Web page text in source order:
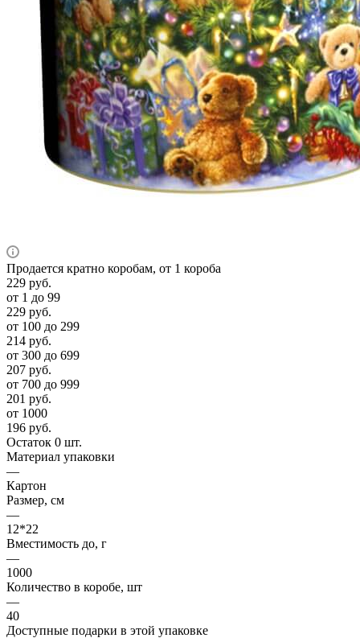
Продается кратно коробам, от 1 короба
229 руб.
от 1 до 99
229 руб.
от 100 до 299
214 руб.
от 300 до 699
207 руб.
от 700 до 999
201 руб.
от 1000
196 руб.
Остаток 0 шт.
Материал упаковки
—
Картон
Размер, см
—
12*22
Вместимость до, г
—
1000
Количество в коробе, шт
—
40
Доступные подарки в этой упаковке